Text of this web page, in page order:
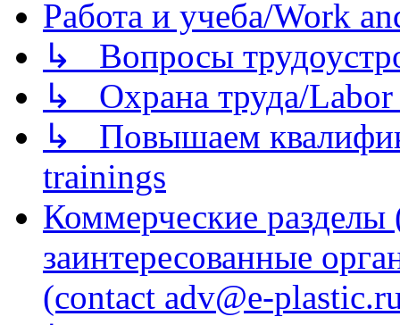
Работа и учеба/Work
↳ Вопросы
↳ Охрана труда/Labor
↳ Повышаем
trainings
Коммерческие
заинтересованные
(contact adv@e-